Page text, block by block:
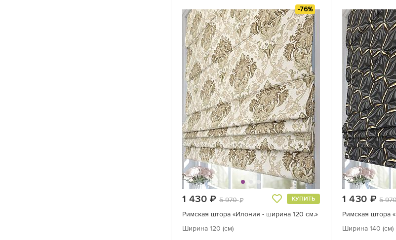
-76%
1 430 руб.
5 970 КУПИТЬ
Римская штора «Илония - ширина 120 см.»
Ширина 120 (см)
1 430 5
Римская штора
Ширина 140 (см)